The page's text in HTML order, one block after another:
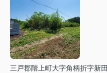
三戸郡階上町大字角柄折字新田